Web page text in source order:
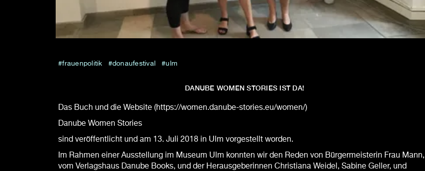
frauenpolitik donaufestival ulm
DANUBE WOMEN STORIES IST DA!
Das Buch und die Website (https://women.danube-stories.eu/women/)
Danube Women Stories
sind veröffentlicht und am 13. Juli 2018 in Ulm vorgestellt worden.
Im Rahmen einer Ausstellung im Museum Ulm konnten wir den Reden von Bürgermeisterin Frau Mann,
vom Verlagshaus Danube Books, und der Herausgeberinnen Christiana Weidel, Sabine Geller, und